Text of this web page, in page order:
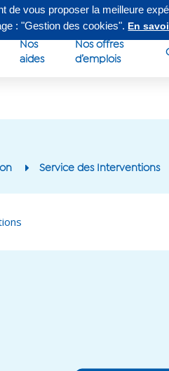
Nos
aides
Nos offres
d’emplois
Service des Interventions
vous proposer la meilleure
: "Gestion des cookies". En